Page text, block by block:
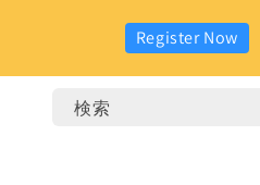
Register Now
検索